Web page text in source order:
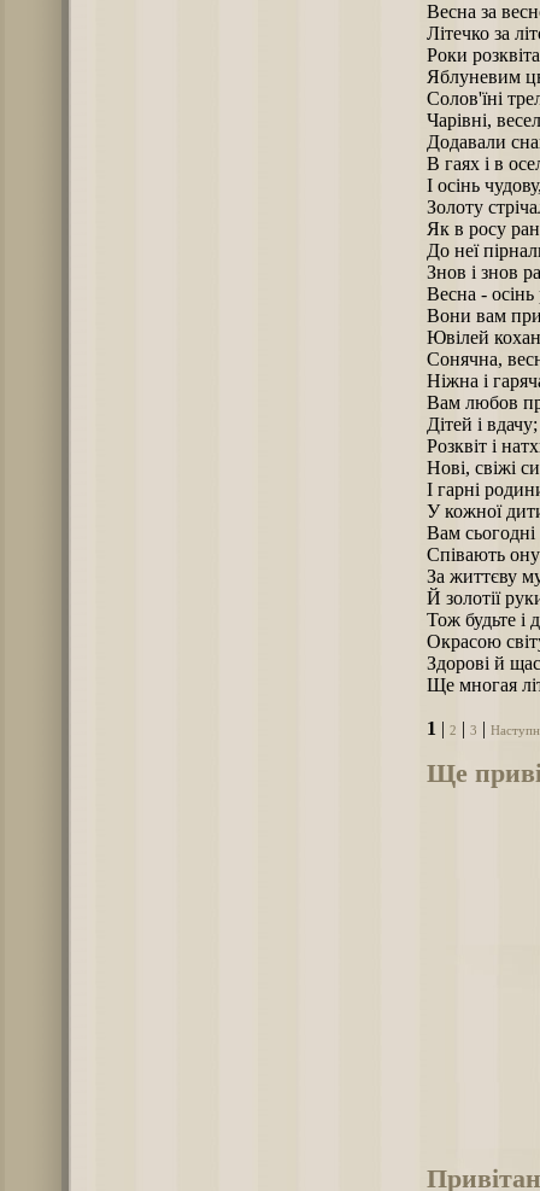
Весна за
Літечко за
Роки
Яблуневим
Солов'їні
Чарівні,
Додавали
В гаях і в
І осінь
Золоту
Як в росу
До неї
Знов і знов
Весна -
Вони вам
Ювілей
Сонячна,
Ніжна і
Вам любов
Дітей і вдачу;
Розквіт і
Нові, свіжі
І гарні
У кожної
Вам сьогодні
Співають
За життєву
Й золотії
Тож будьте і
Окрасою
Здорові й
Ще многая
1 2 3
Ще